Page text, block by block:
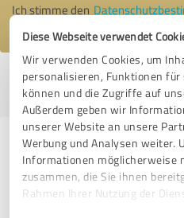
Diese Webseite verwendet
Wir verwenden Cookies, um
personalisieren, Funktionen
können und die Zugriffe auf
Außerdem geben wir
unserer Website an unsere
Werbung und Analysen weiter.
Informationen möglicherweise
zusammen, die Sie ihnen
Rahmen Ihrer Nutzung der
Ich stimme den
Profil aktiv seit 22.10.2017 |Letzte
Anbietern